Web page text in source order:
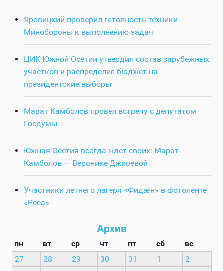
Яровицкий проверил готовность техники
Минобороны к выполнению задач
ЦИК Южной Осетии утвердил состав зарубежных
участков и распределил бюджет на
президентские выборы
Марат Камболов провел встречу с депутатом
Госдумы
Южная Осетия всегда ждет своих: Марат
Камболов — Веронике Джиоевой
Участники летнего лагеря «Фидӕн» в фотоленте
«Реса»
Архив
пн вт ср чт пт сб
вс
27
28 29 30 31 1
2